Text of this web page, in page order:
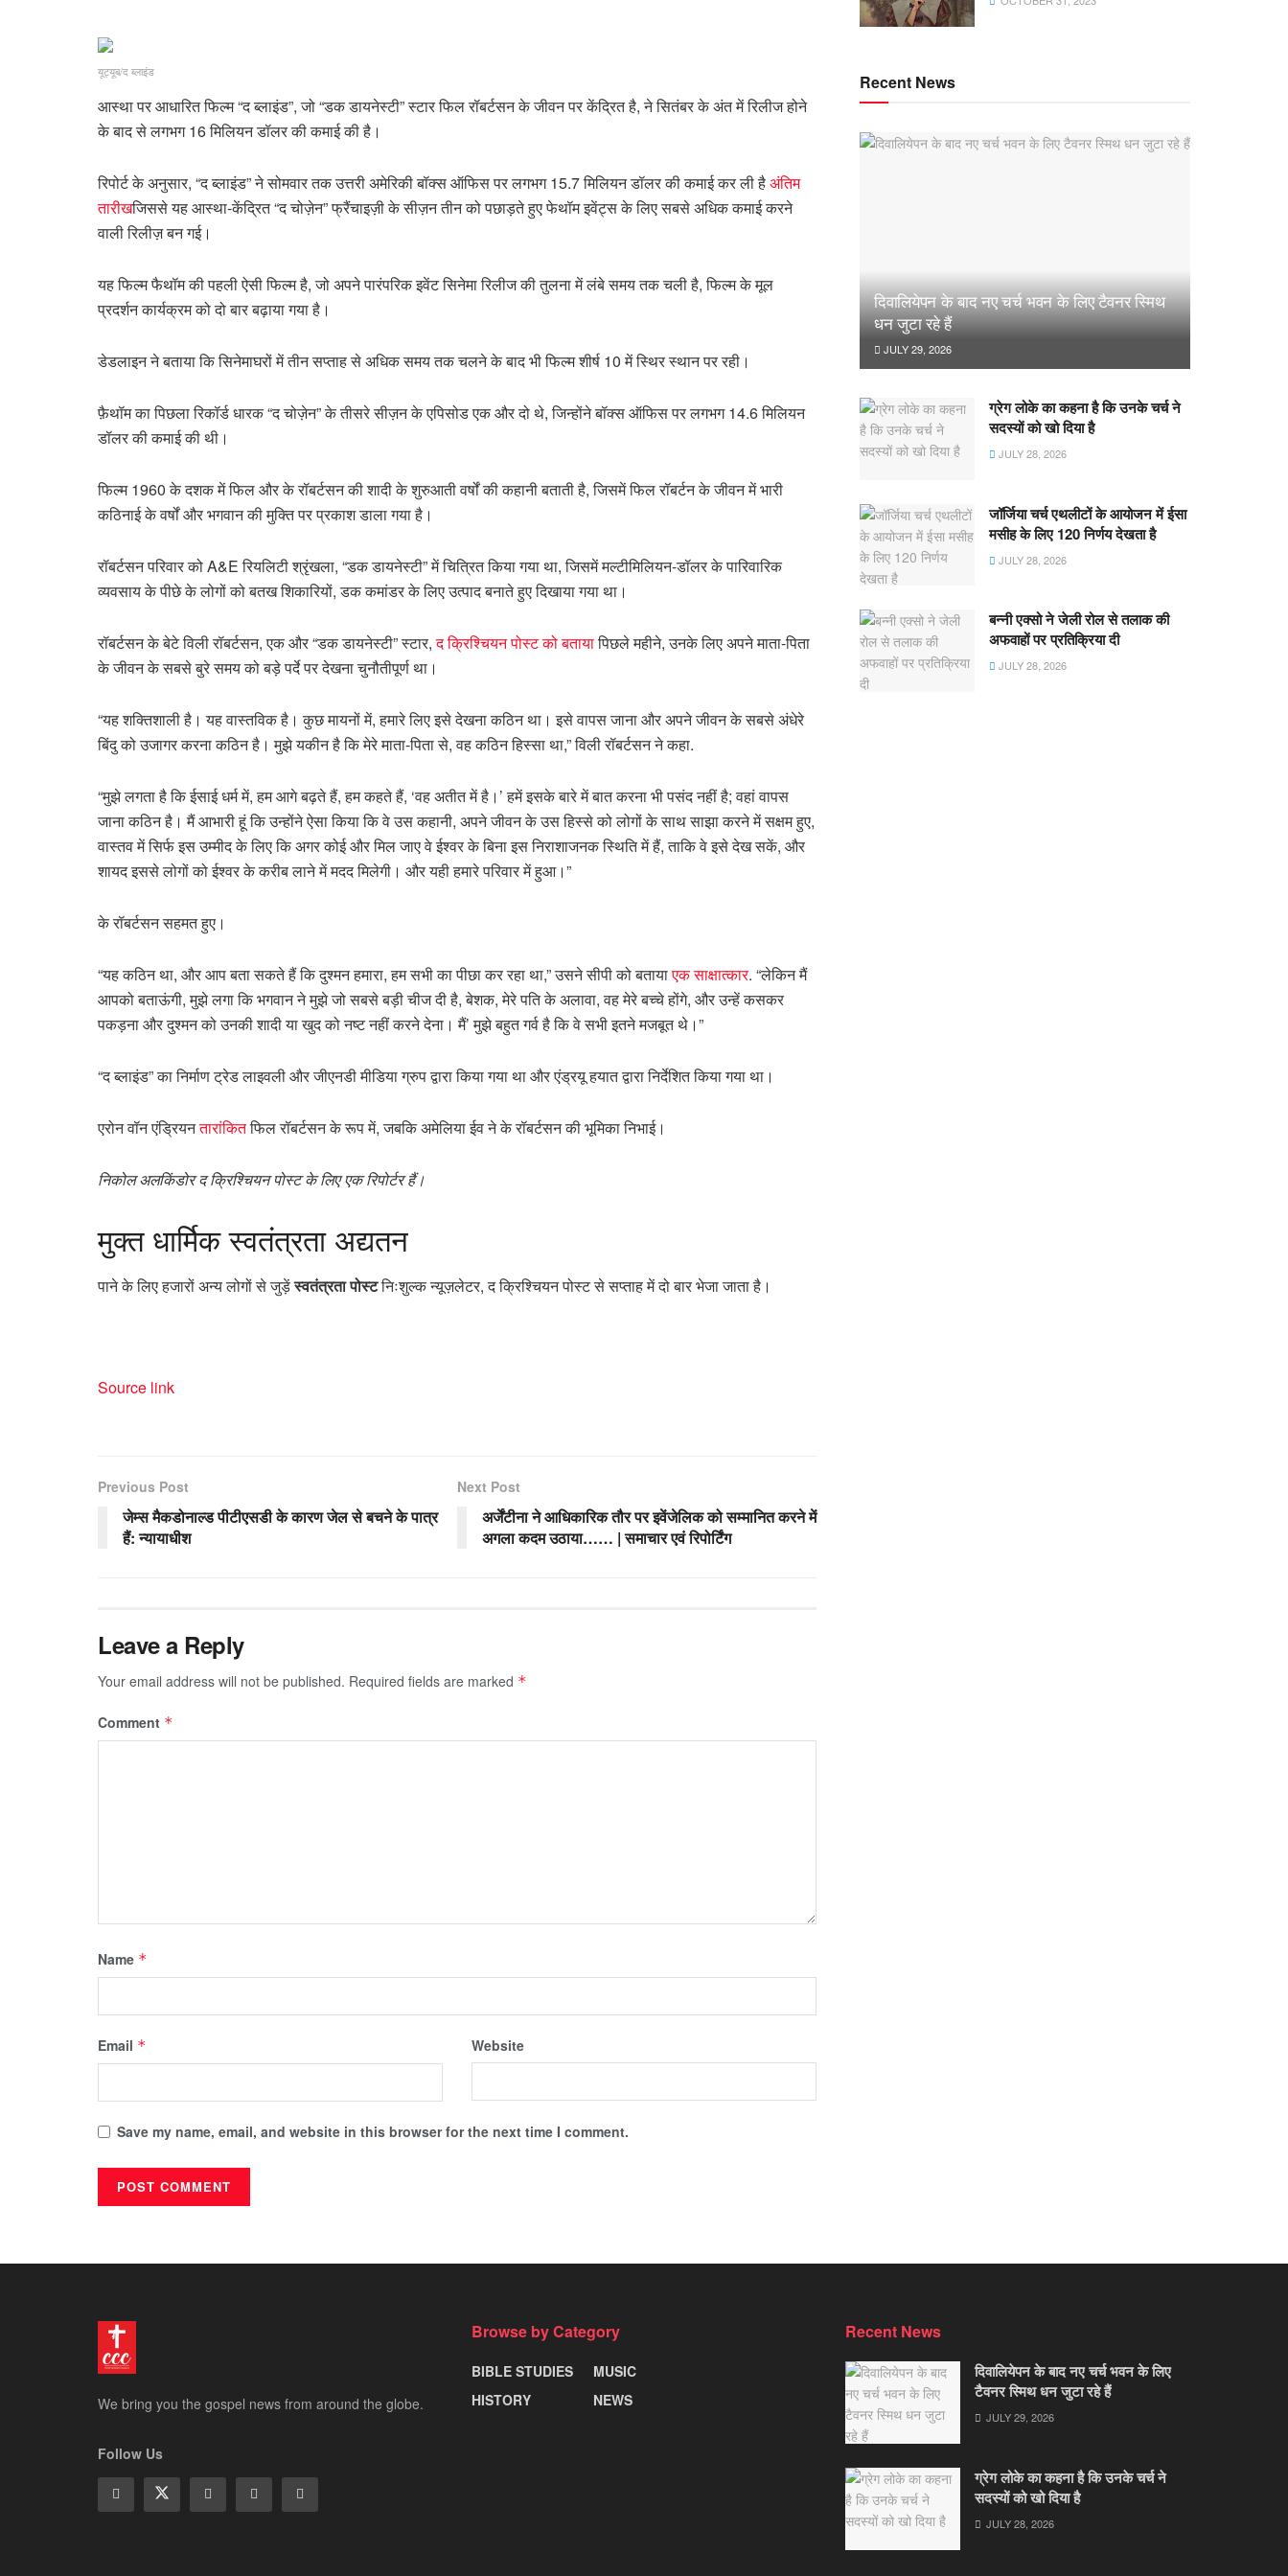
यूट्यूब/द ब्लाइंड
आस्था पर आधारित फिल्म “द ब्लाइंड”, जो “डक डायनेस्टी” स्टार फिल रॉबर्टसन के जीवन पर केंद्रित है, ने सितंबर के अंत में रिलीज होने
के बाद से लगभग 16 मिलियन डॉलर की कमाई की है।
रिपोर्ट के अनुसार, “द ब्लाइंड” ने सोमवार तक उत्तरी अमेरिकी बॉक्स ऑफिस पर लगभग 15.7 मिलियन डॉलर की कमाई कर ली हैअंतिम
तारीखजिससे यह आस्था-केंद्रित “द चोज़ेन” फ्रैंचाइज़ी के सीज़न तीन को पछाड़ते हुए फेथॉम इवेंट्स के लिए सबसे अधिक कमाई करने
वाली रिलीज़ बन गई।
यह फिल्म फैथॉम की पहली ऐसी फिल्म है, जो अपने पारंपरिक इवेंट सिनेमा रिलीज की तुलना में लंबे समय तक चली है, फिल्म के मूल
प्रदर्शन कार्यक्रम को दो बार बढ़ाया गया है।
डेडलाइन ने बताया कि सिनेमाघरों में तीन सप्ताह से अधिक समय तक चलने के बाद भी फिल्म शीर्ष 10 में स्थिर स्थान पर रही।
फ़ैथॉम का पिछला रिकॉर्ड धारक “द चोज़ेन” के तीसरे सीज़न के एपिसोड एक और दो थे, जिन्होंने बॉक्स ऑफिस पर लगभग 14.6 मिलियन
डॉलर की कमाई की थी।
फिल्म 1960 के दशक में फिल और के रॉबर्टसन की शादी के शुरुआती वर्षों की कहानी बताती है, जिसमें फिल रॉबर्टन के जीवन में भारी
कठिनाई के वर्षों और भगवान की मुक्ति पर प्रकाश डाला गया है।
रॉबर्टसन परिवार को A&E रियलिटी श्रृंखला, “डक डायनेस्टी” में चित्रित किया गया था, जिसमें मल्टीमिलियन-डॉलर के पारिवारिक
व्यवसाय के पीछे के लोगों को बतख शिकारियों, डक कमांडर के लिए उत्पाद बनाते हुए दिखाया गया था।
रॉबर्टसन के बेटे विली रॉबर्टसन, एक और “डक डायनेस्टी” स्टार,द क्रिश्चियन पोस्ट को बतायापिछले महीने, उनके लिए अपने माता-पिता
के जीवन के सबसे बुरे समय को बड़े पर्दे पर देखना चुनौतीपूर्ण था।
“यह शक्तिशाली है। यह वास्तविक है। कुछ मायनों में, हमारे लिए इसे देखना कठिन था। इसे वापस जाना और अपने जीवन के सबसे अंधेरे
बिंदु को उजागर करना कठिन है। मुझे यकीन है कि मेरे माता-पिता से, वह कठिन हिस्सा था,” विली रॉबर्टसन ने कहा.
“मुझे लगता है कि ईसाई धर्म में, हम आगे बढ़ते हैं, हम कहते हैं, ‘वह अतीत में है।’ हमें इसके बारे में बात करना भी पसंद नहीं है; वहां वापस
जाना कठिन है। मैं आभारी हूं कि उन्होंने ऐसा किया कि वे उस कहानी, अपने जीवन के उस हिस्से को लोगों के साथ साझा करने में सक्षम हुए,
वास्तव में सिर्फ इस उम्मीद के लिए कि अगर कोई और मिल जाए वे ईश्वर के बिना इस निराशाजनक स्थिति में हैं, ताकि वे इसे देख सकें, और
शायद इससे लोगों को ईश्वर के करीब लाने में मदद मिलेगी। और यही हमारे परिवार में हुआ।”
के रॉबर्टसन सहमत हुए।
“यह कठिन था, और आप बता सकते हैं कि दुश्मन हमारा, हम सभी का पीछा कर रहा था,” उसने सीपी को बतायाएक साक्षात्कार. “लेकिन मैं
आपको बताऊंगी, मुझे लगा कि भगवान ने मुझे जो सबसे बड़ी चीज दी है, बेशक, मेरे पति के अलावा, वह मेरे बच्चे होंगे, और उन्हें कसकर
पकड़ना और दुश्मन को उनकी शादी या खुद को नष्ट नहीं करने देना। मैं’ मुझे बहुत गर्व है कि वे सभी इतने मजबूत थे।”
“द ब्लाइंड” का निर्माण ट्रेड लाइवली और जीएनडी मीडिया ग्रुप द्वारा किया गया था और एंड्रयू हयात द्वारा निर्देशित किया गया था।
एरोन वॉन एंड्रियनतारांकितफिल रॉबर्टसन के रूप में, जबकि अमेलिया ईव ने के रॉबर्टसन की भूमिका निभाई।
निकोल अलकिंडोर द क्रिश्चियन पोस्ट के लिए एक रिपोर्टर हैं।
मुक्तधार्मिक स्वतंत्रता अद्यतन
पाने के लिए हजारों अन्य लोगों से जुड़ेंस्वतंत्रता पोस्टनिःशुल्क न्यूज़लेटर, द क्रिश्चियन पोस्ट से सप्ताह में दो बार भेजा जाता है।
Source link
Previous Post
जेम्स मैकडोनाल्ड पीटीएसडी के कारण जेल से बचने के पात्र
हैं: न्यायाधीश
Next Post
अर्जेंटीना ने आधिकारिक तौर पर इवेंजेलिक को सम्मानित करने में
अगला कदम उठाया…… | समाचार एवं रिपोर्टिंग
Leave a Reply
Your email address will not be published. Required fields are marked *
Comment *
Name *
Email * Website
Save my name, email, and website in this browser for the next time I comment.
Recent News
दिवालियेपन के बाद नए चर्च भवन के लिए टैवनर स्मिथ
धन जुटा रहे हैं
JULY 29, 2026
ग्रेग लोके का कहना है कि उनके चर्च ने
सदस्यों को खो दिया है
JULY 28, 2026
जॉर्जिया चर्च एथलीटों के आयोजन में ईसा
मसीह के लिए 120 निर्णय देखता है
JULY 28, 2026
बन्नी एक्सो ने जेली रोल से तलाक की
अफवाहों पर प्रतिक्रिया दी
JULY 28, 2026
We bring you the gospel news from around the globe.
Follow Us
Browse by Category
BIBLE STUDIES
HISTORY
MUSIC
NEWS
Recent News
दिवालियेपन के बाद नए चर्च भवन के लिए
टैवनर स्मिथ धन जुटा रहे हैं
JULY 29, 2026
ग्रेग लोके का कहना है कि उनके चर्च ने
सदस्यों को खो दिया है
JULY 28, 2026